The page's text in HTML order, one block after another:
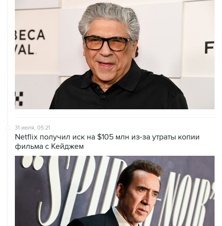
31 июля, 05:21
Netflix получил иск на $105 млн из-за утраты копии
фильма с Кейджем